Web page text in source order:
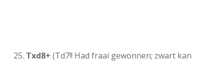
Txd8+ (Td7!! Had fraai gewonnen; zwart kan